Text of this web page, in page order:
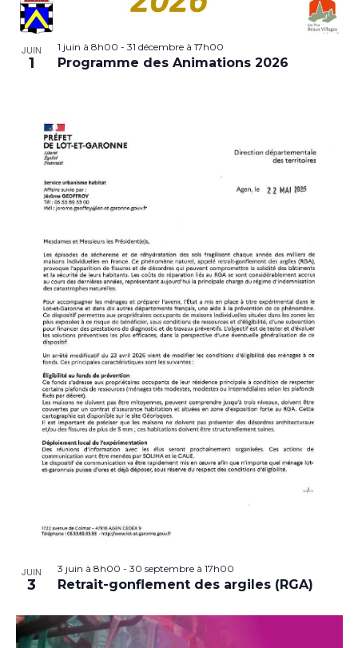
JUIN
1
1 juin à 8h00 - 31 décembre à 17h00
Programme des Animations 2026
JUIN
3
3 juin à 8h00 - 30 septembre à 17h00
Retrait-gonflement des argiles (RGA)